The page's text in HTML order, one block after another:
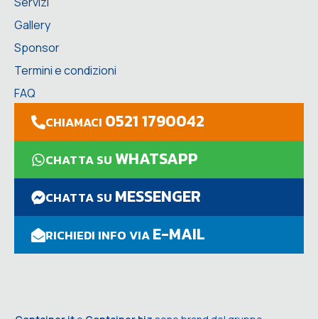
Gallery
Sponsor
Termini e condizioni
FAQ
CHIAMACI 0521 1790042
CHATTA SUWHATSAPP
CHATTA SU MESSENGER
RICHIEDI INFO VIAE-MAIL